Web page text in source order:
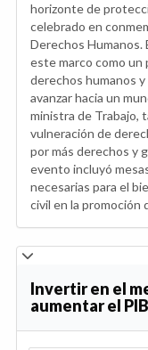
horizonte de
celebrado en
Derechos
este marco como un
derechos humanos
avanzar hacia un
ministra de Trabajo,
vulneración de
por más derechos y
evento incluyó
necesarias para el
civil en la promoción
Invertir en el
aumentar el